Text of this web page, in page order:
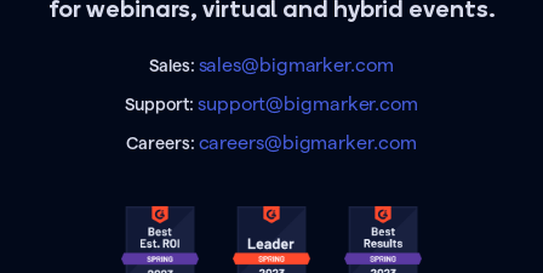
for webinars, virtual and hybrid events.
Sales: sales@bigmarker.com
Support:support@bigmarker.com
Careers: careers@bigmarker.com